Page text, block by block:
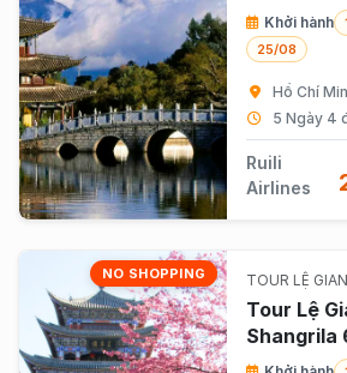
Trấn và
Tạng
Khởi hành
25/08
Hồ Chí
5 Ngày 4
Ruili
Airlines
NO SHOPPING TOUR LỆ
Tour Lệ
Shangrila
Charter